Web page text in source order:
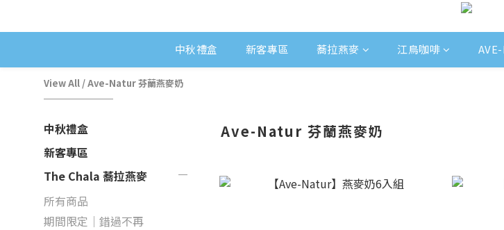
中秋禮盒 新客專區 蕎拉燕麥 江鳥咖啡
View All /Ave-Natur 芬蘭燕麥奶
中秋禮盒
新客專區
The Chala 蕎拉燕麥
所有商品
期間限定｜錯過不再
Ave-Natur 芬蘭燕麥奶